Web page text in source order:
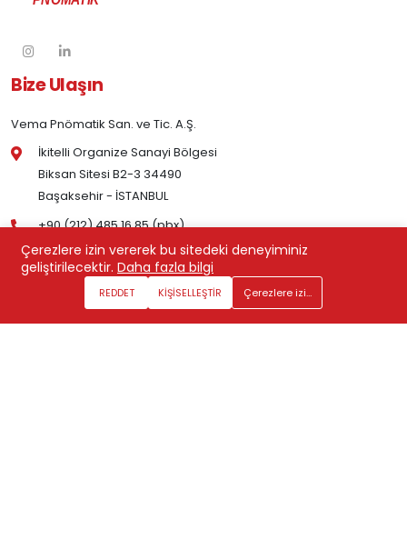
Bize Ulaşın
Vema Pnömatik San. ve Tic. A.Ş.
İkitelli Organize Sanayi Bölgesi
Biksan Sitesi B2-3 34490
Başaksehir - İSTANBUL
+90 (212) 485 16 85 (pbx)
Kurumsal
Kurumsal
Çerezlere izin vererek bu sitedeki deneyiminiz
geliştirilecektir. Daha fazla bilgi
REDDET KİŞİSELLEŞTİR Çerezlere izin ver